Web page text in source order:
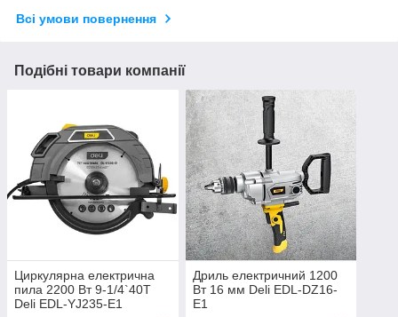
Всі умови повернення
Подібні товари компанії
Циркулярна електрична
пила 2200 Вт 9-1/4`40T
Deli EDL-YJ235-E1
Дриль електричний 1200
Вт 16 мм Deli EDL-DZ16-
E1